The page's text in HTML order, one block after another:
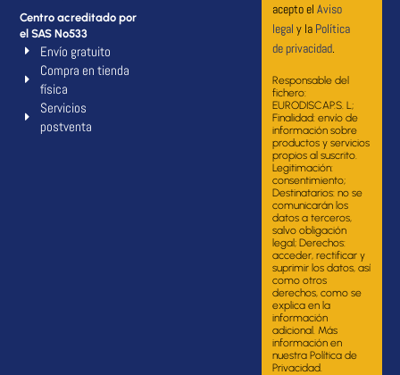
Centro acreditado por
el SAS Nº533
Envío gratuito
Compra en tienda
física
Servicios
postventa
acepto el Aviso
legal y la Política
de privacidad.
Responsable del
fichero:
EURODISCAP.S. L;
Finalidad: envío de
información sobre
productos y servicios
propios al suscrito.
Legitimación:
consentimiento;
Destinatarios: no se
comunicarán los
datos a terceros,
salvo obligación
legal; Derechos:
acceder, rectificar y
suprimir los datos, así
como otros
derechos, como se
explica en la
información
adicional. Más
información en
nuestra Política de
Privacidad.